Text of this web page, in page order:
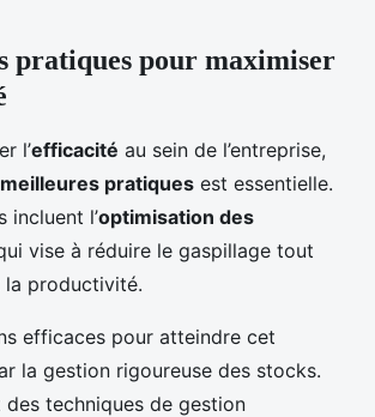
pratiques pour maximiser
l’efficacité au sein de l’entreprise,
meilleures pratiques est essentielle.
incluent l’optimisation des
vise à réduire le gaspillage tout
la productivité.
efficaces pour atteindre cet
la gestion rigoureuse des stocks.
des techniques de gestion